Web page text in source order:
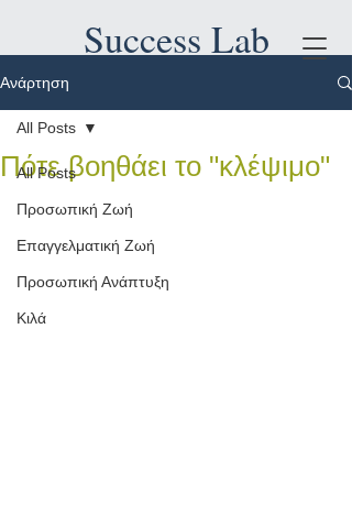
Success Lab
Ανάρτηση
All Posts
Προσωπική Ζωή
Επαγγελματική Ζωή
Προσωπική Ανάπτυξη
Κιλά
All Posts
Πότε βοηθάει το "κλέψιμο"